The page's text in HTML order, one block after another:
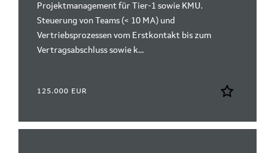
Projektmanagement für Tier-1 sowie KMU.
Steuerung von Teams (< 10 MA) und
Vertriebsprozessen vom Erstkontakt bis zum
Vertragsabschluss sowie k...
125.000 EUR